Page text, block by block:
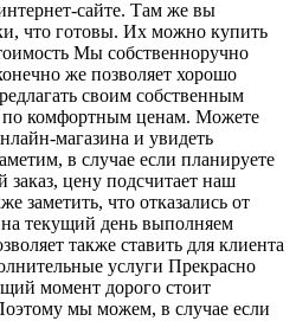
сайте. Там же вы
что готовы. Их можно купить
Мы собственноручно
же позволяет хорошо
своим собственным
комфортным ценам. Можете
магазина и увидеть
в случае если планируете
заказ, цену подсчитает наш
заметить, что отказались от
текущий день выполняем
также ставить для клиента
услуги Прекрасно
момент дорого стоит
мы можем, в случае если